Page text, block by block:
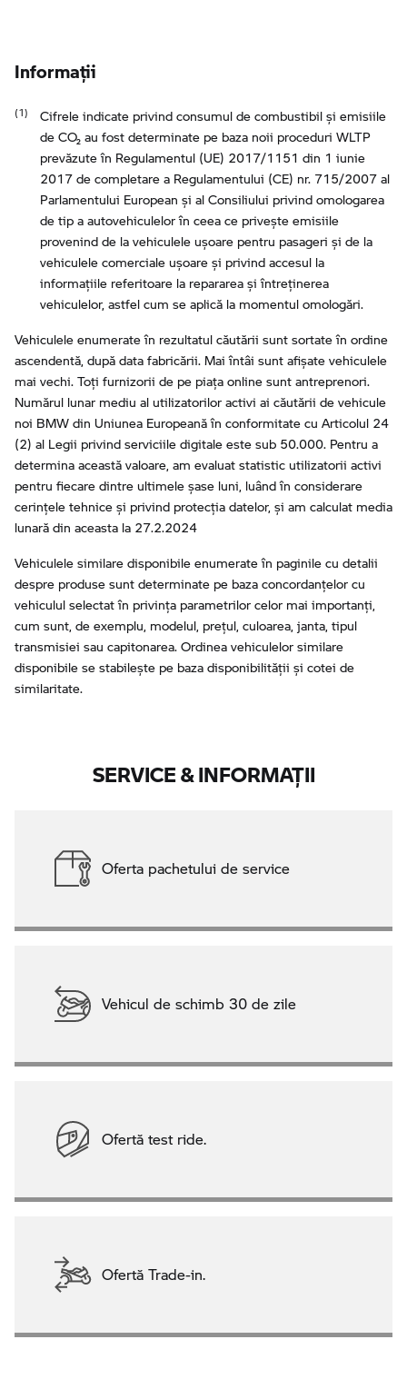
Informaţii
Cifrele indicate privind consumul de combustibil şi emisiile
de CO₂ au fost determinate pe baza noii proceduri WLTP
prevăzute în Regulamentul (UE) 2017/1151 din 1 iunie
2017 de completare a Regulamentului (CE) nr. 715/2007 al
Parlamentului European şi al Consiliului privind omologarea
de tip a autovehiculelor în ceea ce priveşte emisiile
provenind de la vehiculele uşoare pentru pasageri şi de la
vehiculele comerciale uşoare şi privind accesul la
informaţiile referitoare la repararea şi întreţinerea
vehiculelor, astfel cum se aplică la momentul omologări.
Vehiculele enumerate în rezultatul căutării sunt sortate în ordine
ascendentă, după data fabricării. Mai întâi sunt afișate vehiculele
mai vechi. Toți furnizorii de pe piața online sunt antreprenori.
Numărul lunar mediu al utilizatorilor activi ai căutării de vehicule
noi BMW din Uniunea Europeană în conformitate cu Articolul 24
(2) al Legii privind serviciile digitale este sub 50.000. Pentru a
determina această valoare, am evaluat statistic utilizatorii activi
pentru fiecare dintre ultimele șase luni, luând în considerare
cerințele tehnice și privind protecția datelor, și am calculat media
lunară din aceasta la 27.2.2024
Vehiculele similare disponibile enumerate în paginile cu detalii
despre produse sunt determinate pe baza concordanțelor cu
vehiculul selectat în privința parametrilor celor mai importanți,
cum sunt, de exemplu, modelul, prețul, culoarea, janta, tipul
transmisiei sau capitonarea. Ordinea vehiculelor similare
disponibile se stabilește pe baza disponibilității și cotei de
similaritate.
SERVICE & INFORMAŢII
Oferta pachetului de service
Vehicul de schimb 30 de zile
Ofertă test ride.
Ofertă Trade-in.